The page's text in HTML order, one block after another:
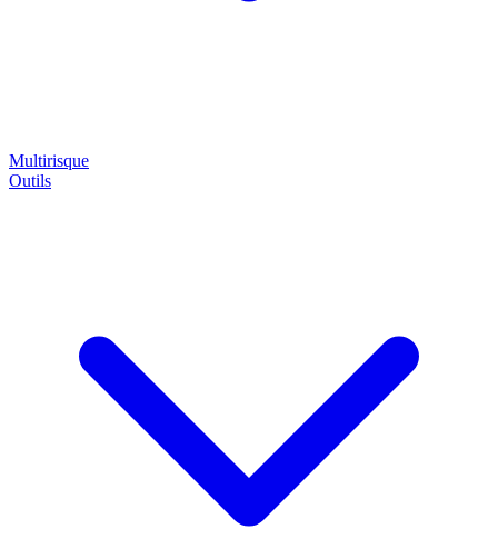
Multirisque
Outils